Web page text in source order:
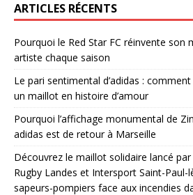
ARTICLES RÉCENTS
Pourquoi le Red Star FC réinvente son
artiste chaque saison
Le pari sentimental d’adidas :
un maillot en histoire d’amour
Pourquoi l’affichage monumental de
adidas est de retour à Marseille
Découvrez le maillot solidaire lancé par
Rugby Landes et Intersport Saint-
sapeurs-pompiers face aux incendies